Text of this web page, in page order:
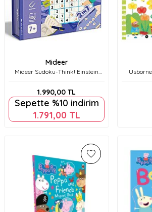
Mideer
Mideer Sudoku-Thınk! Eınsteın
1.990,00 TL
Sepette %10 indirim
1.791,00 TL